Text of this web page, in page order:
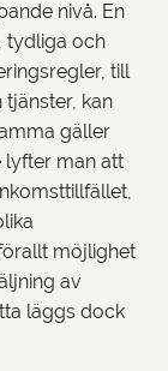
nivå. En
tydliga och
till
kan
gäller
lyfter man att
möjlighet
av
läggs dock